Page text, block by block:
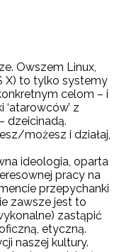
Owszem Linux,
X) to tylko systemy
celom – i
z
dzeicinadą.
możesz i działaj,
ideologia, oparta
pracy na
przepychanki
zawsze jest to
zastąpić
etyczną.
naszej kultury.